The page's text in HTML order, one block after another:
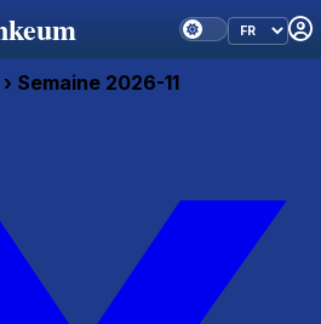
› Semaine 2026-11